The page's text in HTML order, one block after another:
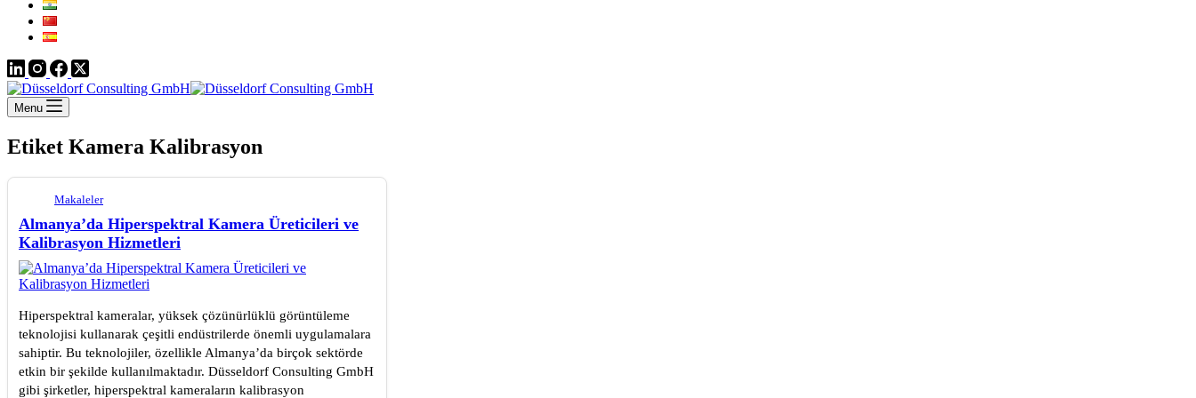
Menu
Etiket Kamera Kalibrasyon
Makaleler
Almanya’da Hiperspektral Kamera Üreticileri ve
Kalibrasyon Hizmetleri
Hiperspektral kameralar, yüksek çözünürlüklü görüntüleme
teknolojisi kullanarak çeşitli endüstrilerde önemli uygulamalara
sahiptir. Bu teknolojiler, özellikle Almanya’da birçok sektörde
etkin bir şekilde kullanılmaktadır. Düsseldorf Consulting GmbH
gibi şirketler, hiperspektral kameraların kalibrasyon